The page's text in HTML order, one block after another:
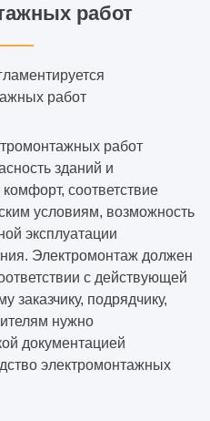
работ
работ
зданий и
соответствие
условиям, возможность
эксплуатации
Электромонтаж должен
с действующей
заказчику, подрядчику,
нужно
документацией
электромонтажных